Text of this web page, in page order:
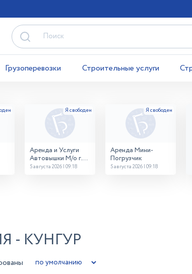
Грузоперевозки Строительные услуги
Аренда и Услуги
Автовышки М/о г.
Домодедово
5 августа 2026 | 09:18
Аренда Мини-
Погрузчик
5 августа 2026 | 09:18
- КУНГУР